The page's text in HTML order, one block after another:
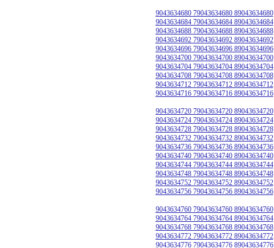
9043634680 79043634680 89043634680
9043634684 79043634684 89043634684
9043634688 79043634688 89043634688
9043634692 79043634692 89043634692
9043634696 79043634696 89043634696
9043634700 79043634700 89043634700
9043634704 79043634704 89043634704
9043634708 79043634708 89043634708
9043634712 79043634712 89043634712
9043634716 79043634716 89043634716
9043634720 79043634720 89043634720
9043634724 79043634724 89043634724
9043634728 79043634728 89043634728
9043634732 79043634732 89043634732
9043634736 79043634736 89043634736
9043634740 79043634740 89043634740
9043634744 79043634744 89043634744
9043634748 79043634748 89043634748
9043634752 79043634752 89043634752
9043634756 79043634756 89043634756
9043634760 79043634760 89043634760
9043634764 79043634764 89043634764
9043634768 79043634768 89043634768
9043634772 79043634772 89043634772
9043634776 79043634776 89043634776